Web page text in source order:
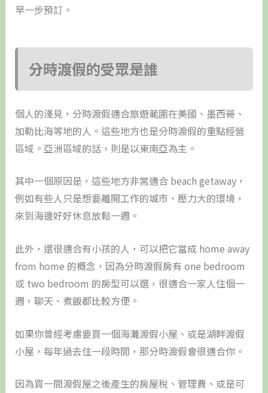
早一步預訂。
分時渡假的受眾是誰
個人的淺見，分時渡假適合旅遊範圍在美國、墨西哥、
加勒比海等地的人。這些地方也是分時渡假的重點經營
區域。亞洲區域的話，則是以東南亞為主。
其中一個原因是，這些地方非常適合 beach getaway，
例如有些人只是想要離開工作的城市、壓力大的環境，
來到海邊好好休息放鬆一週。
此外，還很適合有小孩的人，可以把它當成 home away
from home 的概念，因為分時渡假房有 one bedroom
或 two bedroom 的房型可以選，很適合一家人住個一
週，聊天、煮飯都比較方便。
如果你曾經考慮要買一個海灘渡假小屋、或是湖畔渡假
小屋，每年過去住一段時間，那分時渡假會很適合你。
因為買一間渡假屋之後產生的房屋稅、管理費、或是可